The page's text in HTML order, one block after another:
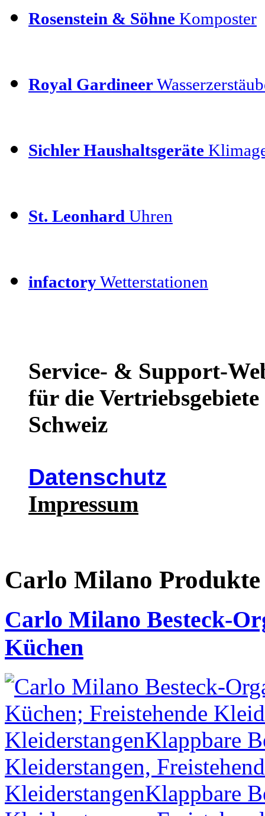
Rosenstein & Söhne Komposter
Royal Gardineer
Sichler Haushaltsgeräte
St. Leonhard Uhren
infactoryWetterstationen
Service- & Support-
für die
Schweiz
Datenschutz
Impressum
Carlo Milano
Carlo Milano Besteck-
Küchen